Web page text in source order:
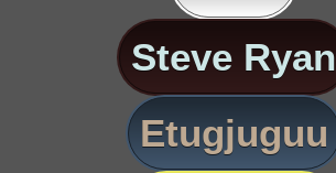
Steve Ryan
Etugjuguu